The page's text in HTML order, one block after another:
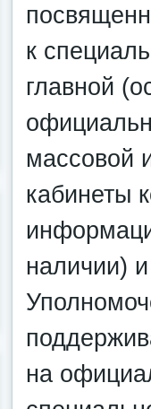
к
главной
массовой
кабинеты
наличии)
на